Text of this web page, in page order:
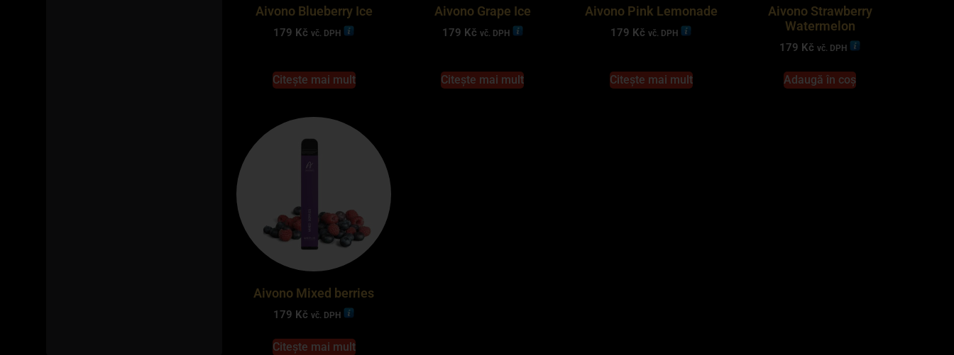
Aivono Blueberry Ice
179 Kč vč. DPH
Citește mai mult
Aivono Grape Ice
179 Kč vč. DPH
Citește mai mult
Aivono Pink Lemonade
179 Kč vč. DPH
Citește mai mult
Aivono Strawberry
Watermelon
179 Kč vč. DPH
Adaugă în coș
Aivono Mixed berries
179 Kč vč. DPH
Citește mai mult